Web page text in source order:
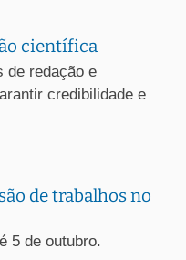
científica
de redação e
credibilidade e
de trabalhos no
5 de outubro.